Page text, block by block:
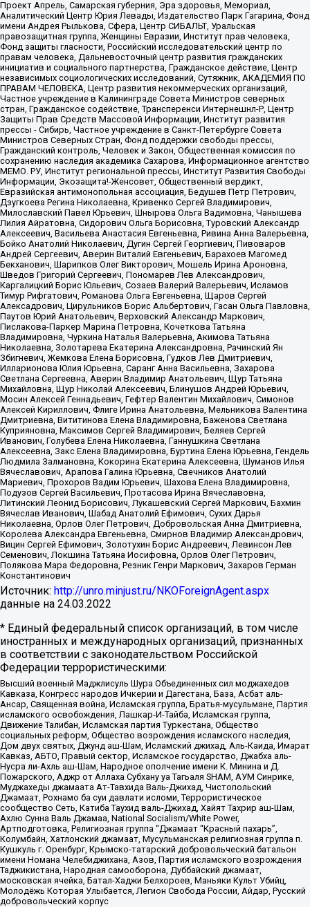
Проект Апрель, Самарская губерния, Эра здоровья, Мемориал,
Аналитический Центр Юрия Левады, Издательство Парк Гагарина, Фонд
имени Андрея Рылькова, Сфера, Центр СИБАЛЬТ, Уральская
правозащитная группа, Женщины Евразии, Институт прав человека,
Фонд защиты гласности, Российский исследовательский центр по
правам человека, Дальневосточный центр развития гражданских
инициатив и социального партнерства, Гражданское действие, Центр
независимых социологических исследований, Сутяжник, АКАДЕМИЯ ПО
ПРАВАМ ЧЕЛОВЕКА, Центр развития некоммерческих организаций,
Частное учреждение в Калининграде Совета Министров северных
стран, Гражданское содействие, Трансперенси Интернешнл-Р, Центр
Защиты Прав Средств Массовой Информации, Институт развития
прессы - Сибирь, Частное учреждение в Санкт-Петербурге Совета
Министров Северных Стран, Фонд поддержки свободы прессы,
Гражданский контроль, Человек и Закон, Общественная комиссия по
сохранению наследия академика Сахарова, Информационное агентство
МЕМО. РУ, Институт региональной прессы, Институт Развития Свободы
Информации, Экозащита!-Женсовет, Общественный вердикт,
Евразийская антимонопольная ассоциация, Бедушев Петр Петрович,
Дзугкоева Регина Николаевна, Кривенко Сергей Владимирович,
Милославский Павел Юрьевич, Шнырова Ольга Вадимовна, Чанышева
Лилия Айратовна, Сидорович Ольга Борисовна, Туровский Александр
Алексеевич, Васильева Анастасия Евгеньевна, Ривина Анна Валерьевна,
Бойко Анатолий Николаевич, Дугин Сергей Георгиевич, Пивоваров
Андрей Сергеевич, Аверин Виталий Евгеньевич, Барахоев Магомед
Бекханович, Шарипков Олег Викторович, Мошель Ирина Ароновна,
Шведов Григорий Сергеевич, Пономарев Лев Александрович,
Каргалицкий Борис Юльевич, Созаев Валерий Валерьевич, Исламов
Тимур Рифгатович, Романова Ольга Евгеньевна, Щаров Сергей
Алексадрович, Цирульников Борис Альбертович, Гасан Ольга Павловна,
Паутов Юрий Анатольевич, Верховский Александр Маркович,
Пислакова-Паркер Марина Петровна, Кочеткова Татьяна
Владимировна, Чуркина Наталья Валерьевна, Акимова Татьяна
Николаевна, Золотарева Екатерина Александровна, Рачинский Ян
Збигневич, Жемкова Елена Борисовна, Гудков Лев Дмитриевич,
Илларионова Юлия Юрьевна, Саранг Анна Васильевна, Захарова
Светлана Сергеевна, Аверин Владимир Анатольевич, Щур Татьяна
Михайловна, Щур Николай Алексеевич, Блинушов Андрей Юрьевич,
Мосин Алексей Геннадьевич, Гефтер Валентин Михайлович, Симонов
Алексей Кириллович, Флиге Ирина Анатольевна, Мельникова Валентина
Дмитриевна, Вититинова Елена Владимировна, Баженова Светлана
Куприяновна, Максимов Сергей Владимирович, Беляев Сергей
Иванович, Голубева Елена Николаевна, Ганнушкина Светлана
Алексеевна, Закс Елена Владимировна, Буртина Елена Юрьевна, Гендель
Людмила Залмановна, Кокорина Екатерина Алексеевна, Шуманов Илья
Вячеславович, Арапова Галина Юрьевна, Свечников Анатолий
Мариевич, Прохоров Вадим Юрьевич, Шахова Елена Владимировна,
Подузов Сергей Васильевич, Протасова Ирина Вячеславовна,
Литинский Леонид Борисович, Лукашевский Сергей Маркович, Бахмин
Вячеслав Иванович, Шабад Анатолий Ефимович, Сухих Дарья
Николаевна, Орлов Олег Петрович, Добровольская Анна Дмитриевна,
Королева Александра Евгеньевна, Смирнов Владимир Александрович,
Вицин Сергей Ефимович, Золотухин Борис Андреевич, Левинсон Лев
Семенович, Локшина Татьяна Иосифовна, Орлов Олег Петрович,
Полякова Мара Федоровна, Резник Генри Маркович, Захаров Герман
Константинович
Источник: http://unro.minjust.ru/NKOForeignAgent.aspx
данные на 24.03.2022
* Единый федеральный список организаций, в том числе
иностранных и международных организаций, признанных
в соответствии с законодательством Российской
Федерации террористическими:
Высший военный Маджлисуль Шура Объединенных сил моджахедов
Кавказа, Конгресс народов Ичкерии и Дагестана, База, Асбат аль-
Ансар, Священная война, Исламская группа, Братья-мусульмане, Партия
исламского освобождения, Лашкар-И-Тайба, Исламская группа,
Движение Талибан, Исламская партия Туркестана, Общество
социальных реформ, Общество возрождения исламского наследия,
Дом двух святых, Джунд аш-Шам, Исламский джихад, Аль-Каида, Имарат
Кавказ, АБТО, Правый сектор, Исламское государство, Джабха аль-
Нусра ли-Ахль аш-Шам, Народное ополчение имени К. Минина и Д.
Пожарского, Аджр от Аллаха Субхану уа Тагьаля SHAM, АУМ Синрике,
Муджахеды джамаата Ат-Тавхида Валь-Джихад, Чистопольский
Джамаат, Рохнамо ба суи давлати исломи, Террористическое
сообщество Сеть, Катиба Таухид валь-Джихад, Хайят Тахрир аш-Шам,
Ахлю Сунна Валь Джамаа, National Socialism/White Power,
Артподготовка, Религиозная группа “Джамаат “Красный пахарь”,
Колумбайн, Хатлонский джамаат, Мусульманская религиозная группа п.
Кушкуль г. Оренбург, Крымско-татарский добровольческий батальон
имени Номана Челебиджихана, Азов, Партия исламского возрождения
Таджикистана, Народная самооборона, Дуббайский джамаат,
московская ячейка, Батал-Хаджи Белхороев, Маньяки Культ Убийц,
Молодёжь Которая Улыбается, Легион Свобода России, Айдар, Русский
добровольческий корпус